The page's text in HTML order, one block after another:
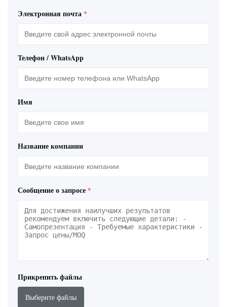
Электронная почта *
Телефон / WhatsApp
Имя
Название компании
Сообщение о запросе *
Прикрепить файлы
Выберите файлы